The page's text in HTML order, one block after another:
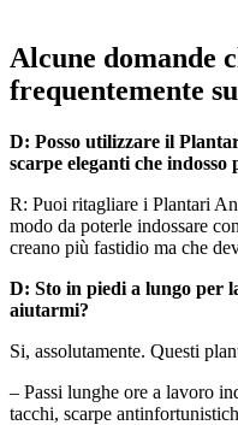
Alcune domande
frequentemente
D: Posso utilizzare il
scarpe eleganti che indosso
R: Puoi ritagliare i Plantari
modo da poterle indossare
creano più fastidio ma che
D: Sto in piedi a lungo per
aiutarmi?
Si, assolutamente. Questi
– Passi lunghe ore a lavoro
tacchi, scarpe